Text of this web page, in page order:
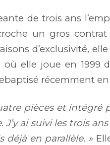
de trois ans
un gros
d’exclusivité,
elle joue en 1999
récemment
pièces et intégré
J’y ai suivi les trois
déjà en parallèle. »